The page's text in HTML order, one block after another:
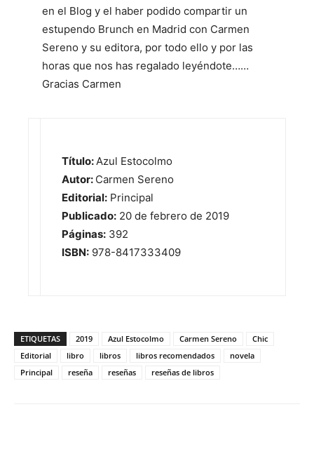
en el Blog y el haber podido compartir un
estupendo Brunch en Madrid con Carmen
Sereno y su editora, por todo ello y por las
horas que nos has regalado leyéndote……
Gracias Carmen
Título:Azul Estocolmo
Autor: Carmen Sereno
Editorial: Principal
Publicado: 20 de febrero de 2019
Páginas: 392
ISBN: 978-8417333409
ETIQUETAS 2019 Azul Estocolmo Carmen Sereno
Chic
Editorial
libro libros libros recomendados
novela
Principal
reseña reseñas reseñas de libros